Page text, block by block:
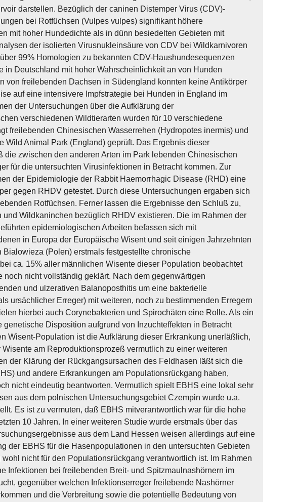
darstellen. Bezüglich der caninen Distemper Virus (CDV)-
bei Rotfüchsen (Vulpes vulpes) signifikant höhere
mit hoher Hundedichte als in dünn besiedelten Gebieten mit
der isolierten Virusnukleinsäure von CDV bei Wildkarnivoren
99% Homologien zu bekannten CDV-Haushundesequenzen
Deutschland mit hoher Wahrscheinlichkeit an von Hunden
freilebenden Dachsen in Südengland konnten keine Antikörper
auf eine intensivere Impfstrategie bei Hunden in England im
der Untersuchungen über die Aufklärung der
verschiedenen Wildtierarten wurden für 10 verschiedene
freilebenden Chinesischen Wasserrehen (Hydropotes inermis) und
Animal Park (England) geprüft. Das Ergebnis dieser
zwischen den anderen Arten im Park lebenden Chinesischen
für die untersuchten Virusinfektionen in Betracht kommen. Zur
der Epidemiologie der Rabbit Haemorrhagic Disease (RHD) eine
gegen RHDV getestet. Durch diese Untersuchungen ergaben sich
Rotfüchsen. Ferner lassen die Ergebnisse den Schluß zu,
Wildkaninchen bezüglich RHDV existieren. Die im Rahmen der
epidemiologischen Arbeiten befassen sich mit
in Europa der Europäische Wisent und seit einigen Jahrzehnten
(Polen) erstmals festgestellte chronische
ca. 15% aller männlichen Wisente dieser Population beobachtet
nicht vollständig geklärt. Nach dem gegenwärtigen
und ulzerativen Balanoposthitis um eine bakterielle
ursächlicher Erreger) mit weiteren, noch zu bestimmenden Erregern
hierbei auch Corynebakterien und Spirochäten eine Rolle. Als ein
Disposition aufgrund von Inzuchteffekten in Betracht
Wisent-Population ist die Aufklärung dieser Erkrankung unerläßlich,
am Reproduktionsprozeß vermutlich zu einer weiteren
der Klärung der Rückgangsursachen des Feldhasen läßt sich die
und andere Erkrankungen am Populationsrückgang haben,
nicht eindeutig beantworten. Vermutlich spielt EBHS eine lokal sehr
aus dem polnischen Untersuchungsgebiet Czempin wurde u.a.
Es ist zu vermuten, daß EBHS mitverantwortlich war für die hohe
10 Jahren. In einer weiteren Studie wurde erstmals über das
aus dem Land Hessen weisen allerdings auf eine
der EBHS für die Hasenpopulationen in den untersuchten Gebieten
nicht für den Populationsrückgang verantwortlich ist. Im Rahmen
Infektionen bei freilebenden Breit- und Spitzmaulnashörnern im
gegenüber welchen Infektionserreger freilebende Nashörner
und die Verbreitung sowie die potentielle Bedeutung von